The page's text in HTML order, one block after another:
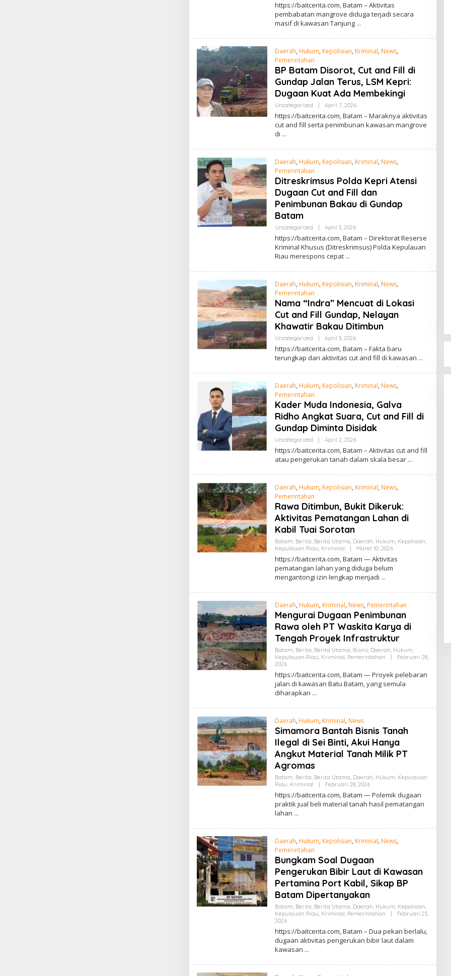
E
H
D
K
https://baitcerita.com, Batam – Aktivitas
pembabatan mangrove diduga terjadi secara
masif di kawasan Tanjung
Daerah, Hukum, Kepolisian, Kriminal, News,
Pemerintahan
BP Batam Disorot, Cut and Fill di
Gundap Jalan Terus, LSM Kepri:
Dugaan Kuat Ada Membekingi
Uncategorized April 7, 2026O
E
H
D
K
https://baitcerita.com, Batam – Maraknya aktivitas
cut and fill serta penimbunan kawasan mangrove
di
Daerah, Hukum, Kepolisian, Kriminal, News,
Pemerintahan
Ditreskrimsus Polda Kepri Atensi
Dugaan Cut and Fill dan
Penimbunan Bakau di Gundap
Batam
Uncategorized April 3, 2026O
E
H
D
K
https://baitcerita.com, Batam – Direktorat Reserse
Kriminal Khusus (Ditreskrimsus) Polda Kepulauan
Riau merespons cepat
Daerah, Hukum, Kepolisian, Kriminal, News,
Pemerintahan
Nama “Indra” Mencuat di Lokasi
Cut and Fill Gundap, Nelayan
Khawatir Bakau Ditimbun
Uncategorized April 3, 2026O
E
H
E
A
S
I
https://baitcerita.com, Batam – Fakta baru
terungkap dari aktivitas cut and fill di kawasan
Daerah, Hukum, Kepolisian, Kriminal, News,
Pemerintahan
Kader Muda Indonesia, Galva
Ridho Angkat Suara, Cut and Fill di
Gundap Diminta Disidak
Uncategorized April 2, 2026O
E
H
E
A
S
I
https://baitcerita.com, Batam – Aktivitas cut and fill
atau pengerukan tanah dalam skala besar
Daerah, Hukum, Kepolisian, Kriminal, News,
Pemerintahan
Rawa Ditimbun, Bukit Dikeruk:
Aktivitas Pematangan Lahan di
Kabil Tuai Sorotan
Batam, Berita, Berita Utama, Daerah, Hukum, Kepolisian,
Kepulauan Riau, Kriminal Maret 10, 2026O
E
D
K
S
I
https://baitcerita.com, Batam — Aktivitas
pematangan lahan yang diduga belum
mengantongi izin lengkap menjadi
Daerah, Hukum, Kriminal, News, Pemerintahan
Mengurai Dugaan Penimbunan
Rawa oleh PT Waskita Karya di
Tengah Proyek Infrastruktur
Batam, Berita, Berita Utama, Bisnis, Daerah, Hukum,
Kepulauan Riau, Kriminal, Pemerintahan
Februari 28,
2026O
E
H
R
D
K
S
I
https://baitcerita.com, Batam — Proyek pelebaran
jalan di kawasan Batu Batam, yang semula
diharapkan
Daerah, Hukum, Kriminal, News
Simamora Bantah Bisnis Tanah
Ilegal di Sei Binti, Akui Hanya
Angkut Material Tanah Milik PT
Agromas
Batam, Berita, Berita Utama, Daerah, Hukum, Kepulauan
Riau, Kriminal Februari 28, 2026O
E
H
D
K
https://baitcerita.com, Batam — Polemik dugaan
praktik jual beli material tanah hasil pematangan
lahan
Daerah, Hukum, Kepolisian, Kriminal, News,
Pemerintahan
Bungkam Soal Dugaan
Pengerukan Bibir Laut di Kawasan
Pertamina Port Kabil, Sikap BP
Batam Dipertanyakan
Batam, Berita, Berita Utama, Daerah, Hukum, Kepolisian,
Kepulauan Riau, Kriminal, Pemerintahan
Februari 23,
2026O
E
H
R
D
https://baitcerita.com, Batam – Dua pekan berlalu,
dugaan aktivitas pengerukan bibir laut dalam
kawasan